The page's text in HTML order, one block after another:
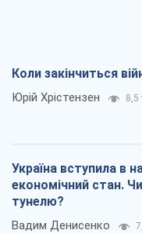
Коли закінчиться
Юрій Хрістензен 8,5
Україна вступила в
економічний стан. Чи
тунелю?
Вадим Денисенко